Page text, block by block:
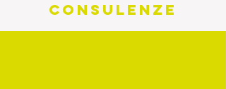
CONSULENZE